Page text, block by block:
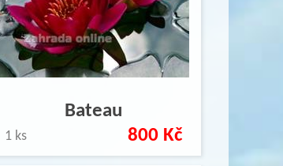
Bateau
1 ks 800 Kč